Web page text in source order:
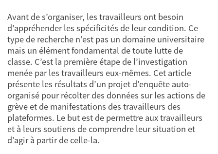
Avant de s’organiser, les travailleurs ont besoin
d’appréhender les spécificités de leur condition. Ce
type de recherche n’est pas un domaine universitaire
mais un élément fondamental de toute lutte de
classe. C’est la première étape de l’investigation
menée par les travailleurs eux-mêmes. Cet article
présente les résultats d’un projet d’enquête auto-
organisé pour récolter des données sur les actions de
grève et de manifestations des travailleurs des
plateformes. Le but est de permettre aux travailleurs
et à leurs soutiens de comprendre leur situation et
d’agir à partir de celle-la.